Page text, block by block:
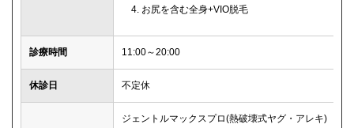
お尻を含む全身+VIO脱毛
診療時間 11:00～20:00
休診日 不定休
ジェントルマックスプロ(熱破壊式ヤグ・アレキ)